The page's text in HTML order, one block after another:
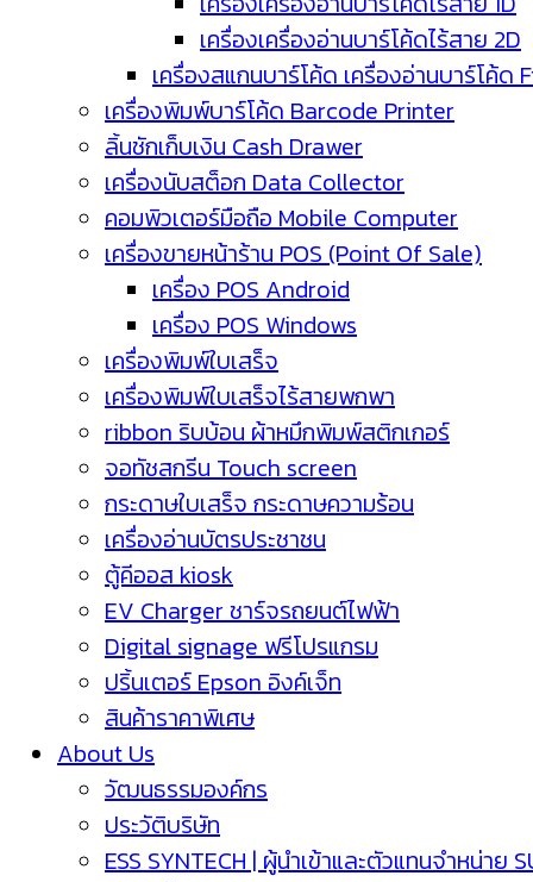
เครื่องเครื่องอ่านบาร์โค้ดไร้สาย 2D
เครื่องสแกนบาร์โค้ด เครื่องอ่านบาร์โค้ด
เครื่องพิมพ์บาร์โค้ด Barcode Printer
ลิ้นชักเก็บเงิน Cash Drawer
เครื่องนับสต็อก Data Collector
คอมพิวเตอร์มือถือ Mobile Computer
เครื่องขายหน้าร้าน POS (Point Of Sale)
เครื่อง POS Android
เครื่อง POS Windows
เครื่องพิมพ์ใบเสร็จ
เครื่องพิมพ์ใบเสร็จไร้สายพกพา
ribbon ริบบ้อน ผ้าหมึกพิมพ์สติกเกอร์
จอทัชสกรีน Touch screen
กระดาษใบเสร็จ กระดาษความร้อน
เครื่องอ่านบัตรประชาชน
ตู้คีออส kiosk
EV Charger ชาร์จรถยนต์ไฟฟ้า
Digital signage ฟรีโปรแกรม
ปริ้นเตอร์ Epson อิงค์เจ็ท
สินค้าราคาพิเศษ
About Us
วัฒนธรรมองค์กร
ประวัติบริษัท
ESS SYNTECH | ผู้นำเข้าและตัวแทนจำหน่าย